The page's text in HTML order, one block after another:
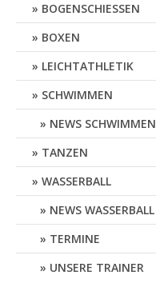
BOGENSCHIESSEN
BOXEN
LEICHTATHLETIK
SCHWIMMEN
NEWS SCHWIMMEN
TANZEN
WASSERBALL
NEWS WASSERBALL
TERMINE
UNSERE TRAINER